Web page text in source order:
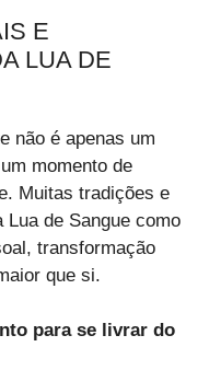
E
LUA DE
não é apenas um
momento de
Muitas tradições e
de Sangue como
transformação
que si.
para se livrar do